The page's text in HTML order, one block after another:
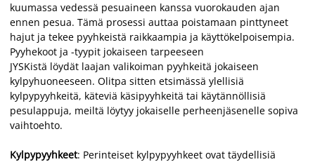
kuumassa vedessä pesuaineen kanssa vuorokauden ajan
ennen pesua. Tämä prosessi auttaa poistamaan pinttyneet
hajut ja tekee pyyhkeistä raikkaampia ja käyttökelpoisempia.
Pyyhekoot ja -tyypit jokaiseen tarpeeseen
JYSKistä löydät laajan valikoiman pyyhkeitä jokaiseen
kylpyhuoneeseen. Olitpa sitten etsimässä ylellisiä
kylpypyyhkeitä, käteviä käsipyyhkeitä tai käytännöllisiä
pesulappuja, meiltä löytyy jokaiselle perheenjäsenelle sopiva
vaihtoehto.
Kylpypyyhkeet: Perinteiset kylpypyyhkeet ovat täydellisiä